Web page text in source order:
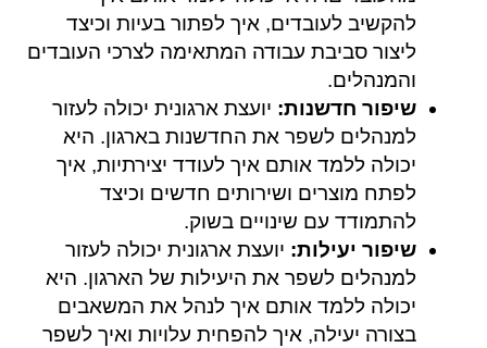
להקשיב לעובדים, איך לפתור בעיות וכיצד
ליצור סביבת עבודה המתאימה לצרכי העובדים
והמנהלים.
שיפור חדשנות: יועצת ארגונית יכולה לעזור
למנהלים לשפר את החדשנות בארגון. היא
יכולה ללמד אותם איך לעודד יצירתיות, איך
לפתח מוצרים ושירותים חדשים וכיצד
להתמודד עם שינויים בשוק.
שיפור יעילות: יועצת ארגונית יכולה לעזור
למנהלים לשפר את היעילות של הארגון. היא
יכולה ללמד אותם איך לנהל את המשאבים
בצורה יעילה, איך להפחית עלויות ואיך לשפר